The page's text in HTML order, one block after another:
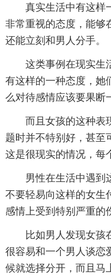
真实生活中有这样
非常重视的态度，能够
还能立刻和男人分手。
这类事例在现实生
有这样的一种态度，她
么对待感情应该要果断
而且女孩的这种表
题时并不特别好，甚至
这是很现实的情况，每
男性在生活中遇到
不要轻易向这样的女生
感情上受到特别严重的
比如男人发现女孩
很容易和一个男人谈恋
候就选择分开，而且马